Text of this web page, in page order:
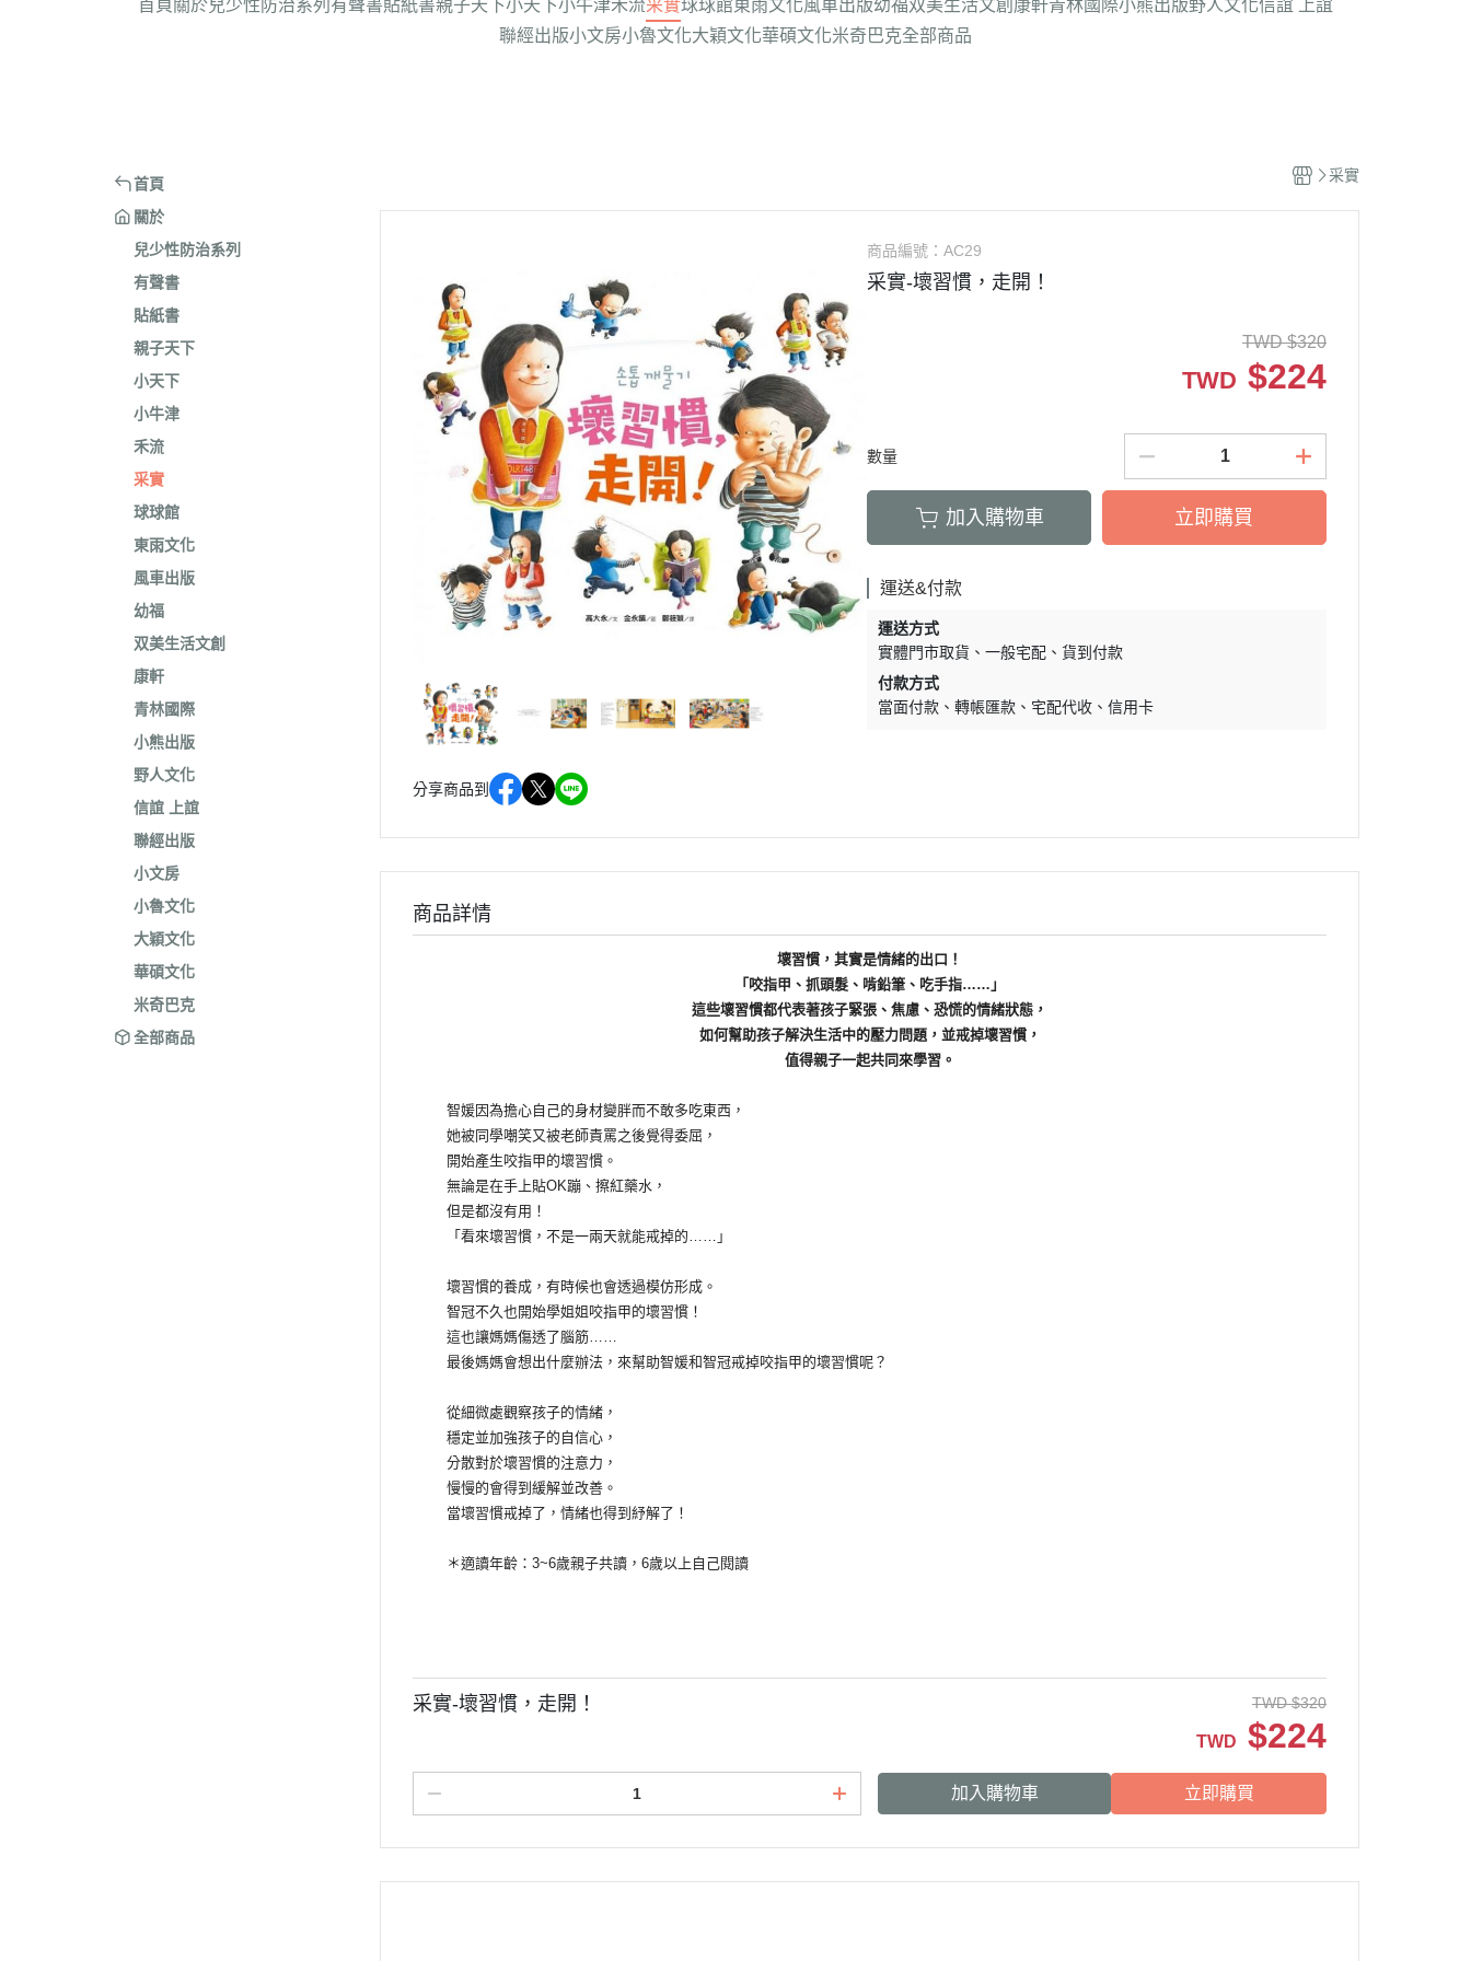
首頁 關於兒少性防治系列 有聲書貼紙書親子天下小天下小牛津禾流采實球球館東雨文化風車出版幼福双美生活文創 康軒青林國際小熊出版野人文化信誼 上誼
聯經出版小文房小魯文化大穎文化華碩文化米奇巴克全部商品
首頁
關於
兒少性防治系列
有聲書
貼紙書
親子天下
小天下
小牛津
禾流
采實
球球館
東雨文化
風車出版
幼福
双美生活文創
康軒
青林國際
小熊出版
野人文化
信誼 上誼
聯經出版
小文房
小魯文化
大穎文化
華碩文化
米奇巴克
全部商品
采實
分享商品到
商品編號：AC29
采實-壞習慣，走開！
TWD $320
TWD $224
數量
加入購物車 立即購買
運送&付款
運送方式
實體門市取貨
一般宅配
貨到付款
付款方式
當面付款
轉帳匯款 宅配代收 信用卡
商品詳情
壞習慣，其實是情緒的出口！
「咬指甲、抓頭髮、啃鉛筆、吃手指……」
這些壞習慣都代表著孩子緊張、焦慮、恐慌的情緒狀態，
如何幫助孩子解決生活中的壓力問題，並戒掉壞習慣，
值得親子一起共同來學習。
智媛因為擔心自己的身材變胖而不敢多吃東西，
她被同學嘲笑又被老師責罵之後覺得委屈，
開始產生咬指甲的壞習慣。
無論是在手上貼OK蹦、擦紅藥水，
但是都沒有用！
「看來壞習慣，不是一兩天就能戒掉的……」
壞習慣的養成，有時候也會透過模仿形成。
智冠不久也開始學姐姐咬指甲的壞習慣！
這也讓媽媽傷透了腦筋……
最後媽媽會想出什麼辦法，來幫助智媛和智冠戒掉咬指甲的壞習慣呢？
從細微處觀察孩子的情緒，
穩定並加強孩子的自信心，
分散對於壞習慣的注意力，
慢慢的會得到緩解並改善。
當壞習慣戒掉了，情緒也得到紓解了！
＊適讀年齡：3~6歲親子共讀，6歲以上自己閱讀
采實-壞習慣，走開！ TWD $320
TWD $224
加入購物車 立即購買